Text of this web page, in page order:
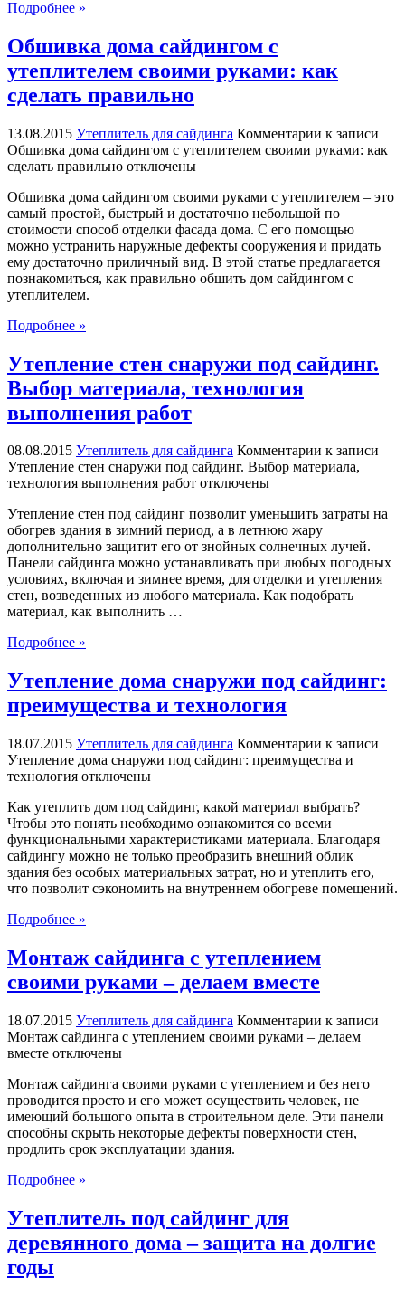
Подробнее »
Обшивка дома сайдингом с
утеплителем своими руками: как
сделать правильно
13.08.2015 Утеплитель для сайдинга Комментарии к записи
Обшивка дома сайдингом с утеплителем своими руками: как
сделать правильно отключены
Обшивка дома сайдингом своими руками с утеплителем – это
самый простой, быстрый и достаточно небольшой по
стоимости способ отделки фасада дома. С его помощью
можно устранить наружные дефекты сооружения и придать
ему достаточно приличный вид. В этой статье предлагается
познакомиться, как правильно обшить дом сайдингом с
утеплителем.
Подробнее »
Утепление стен снаружи под сайдинг.
Выбор материала, технология
выполнения работ
08.08.2015 Утеплитель для сайдинга Комментарии к записи
Утепление стен снаружи под сайдинг. Выбор материала,
технология выполнения работ отключены
Утепление стен под сайдинг позволит уменьшить затраты на
обогрев здания в зимний период, а в летнюю жару
дополнительно защитит его от знойных солнечных лучей.
Панели сайдинга можно устанавливать при любых погодных
условиях, включая и зимнее время, для отделки и утепления
стен, возведенных из любого материала. Как подобрать
материал, как выполнить …
Подробнее »
Утепление дома снаружи под сайдинг:
преимущества и технология
18.07.2015 Утеплитель для сайдинга Комментарии к записи
Утепление дома снаружи под сайдинг: преимущества и
технология отключены
Как утеплить дом под сайдинг, какой материал выбрать?
Чтобы это понять необходимо ознакомится со всеми
функциональными характеристиками материала. Благодаря
сайдингу можно не только преобразить внешний облик
здания без особых материальных затрат, но и утеплить его,
что позволит сэкономить на внутреннем обогреве помещений.
Подробнее »
Монтаж сайдинга с утеплением
своими руками – делаем вместе
18.07.2015 Утеплитель для сайдинга Комментарии к записи
Монтаж сайдинга с утеплением своими руками – делаем
вместе отключены
Монтаж сайдинга своими руками с утеплением и без него
проводится просто и его может осуществить человек, не
имеющий большого опыта в строительном деле. Эти панели
способны скрыть некоторые дефекты поверхности стен,
продлить срок эксплуатации здания.
Подробнее »
Утеплитель под сайдинг для
деревянного дома – защита на долгие
годы